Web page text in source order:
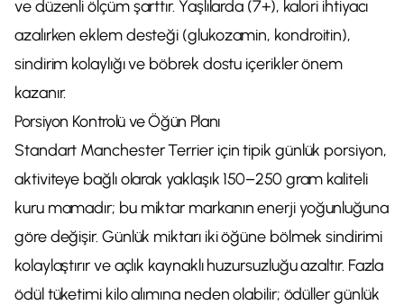
ve düzenli ölçüm şarttır. Yaşlılarda (7+), kalori ihtiyacı
azalırken eklem desteği (glukozamin, kondroitin),
sindirim kolaylığı ve böbrek dostu içerikler önem
kazanır.
Porsiyon Kontrolü ve Öğün Planı
Standart Manchester Terrier için tipik günlük porsiyon,
aktiviteye bağlı olarak yaklaşık 150–250 gram kaliteli
kuru mamadır; bu miktar markanın enerji yoğunluğuna
göre değişir. Günlük miktarı iki öğüne bölmek sindirimi
kolaylaştırır ve açlık kaynaklı huzursuzluğu azaltır. Fazla
ödül tüketimi kilo alımına neden olabilir; ödüller günlük